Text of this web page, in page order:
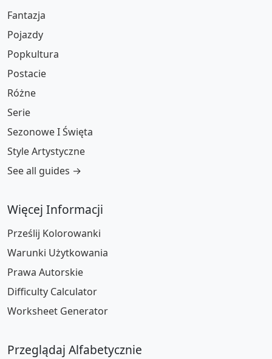
Fantazja
Pojazdy
Popkultura
Postacie
Różne
Serie
Sezonowe I Święta
Style Artystyczne
See all guides →
Więcej Informacji
Prześlij Kolorowanki
Warunki Użytkowania
Prawa Autorskie
Difficulty Calculator
Worksheet Generator
Przeglądaj Alfabetycznie